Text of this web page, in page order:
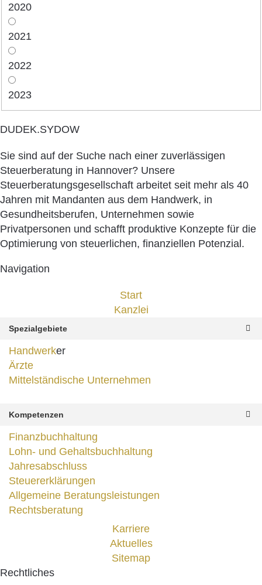
2020
2021
2022
2023
DUDEK.SYDOW
Sie sind auf der Suche nach einer zuverlässigen
Steuerberatung in Hannover? Unsere
Steuerberatungsgesellschaft arbeitet seit mehr als 40
Jahren mit Mandanten aus dem Handwerk, in
Gesundheitsberufen, Unternehmen sowie
Privatpersonen und schafft produktive Konzepte für die
Optimierung von steuerlichen, finanziellen Potenzial.
Navigation
Start
Kanzlei
Spezialgebiete
Handwerker
Ärzte
Mittelständische Unternehmen
Kompetenzen
Finanzbuchhaltung
Lohn- und Gehaltsbuchhaltung
Jahresabschluss
Steuererklärungen
Allgemeine Beratungsleistungen
Rechtsberatung
Karriere
Aktuelles
Sitemap
Rechtliches